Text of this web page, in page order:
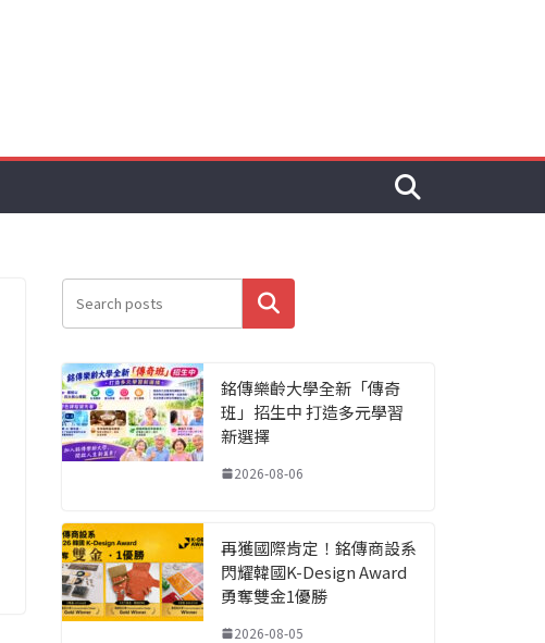
搜尋
銘傳樂齡大學全新「傳奇
班」招生中 打造多元學習
新選擇
2026-08-06
再獲國際肯定！銘傳商設系
閃耀韓國K-Design Award
勇奪雙金1優勝
2026-08-05